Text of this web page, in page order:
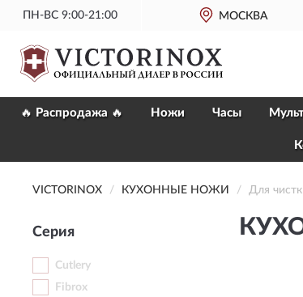
ПН-ВС 9:00-21:00 МОСКВА
🔥 Распродажа 🔥 Ножи Часы
VICTORINOX КУХОННЫЕ НОЖИ Для
Серия
Cutlery
Fibrox